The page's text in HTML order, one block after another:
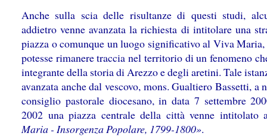
Anche sulla scia delle risultanze di questi studi,
addietro venne avanzata la richiesta di intitolare una
piazza o comunque un luogo significativo al Viva
potesse rimanere traccia nel territorio di un fenomeno
integrante della storia di Arezzo e degli aretini. Tale
avanzata anche dal vescovo, mons. Gualtiero Bassetti, a
consiglio pastorale diocesano, in data 7 settembre
2002 una piazza centrale della città venne
Maria - Insorgenza Popolare, 1799-1800».